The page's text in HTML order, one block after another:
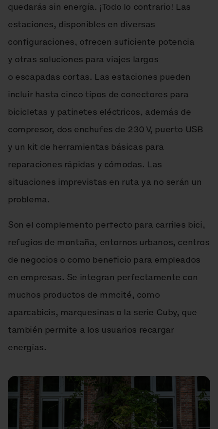
quedarás sin energía. ¡Todo lo contrario! Las
estaciones, disponibles en diversas
configuraciones, ofrecen suficiente potencia
y otras soluciones para viajes largos
o escapadas cortas. Las estaciones pueden
incluir hasta cinco tipos de conectores para
bicicletas y patinetes eléctricos, además de
compresor, dos enchufes de 230 V, puerto USB
y un kit de herramientas básicas para
reparaciones rápidas y cómodas. Las
situaciones imprevistas en ruta ya no serán un
problema.
Son el complemento perfecto para carriles bici,
refugios de montaña, entornos urbanos, centros
de negocios o como beneficio para empleados
en empresas. Se integran perfectamente con
muchos productos de mmcité, como
aparcabicis, marquesinas o la serie Cuby, que
también permite a los usuarios recargar
energías.